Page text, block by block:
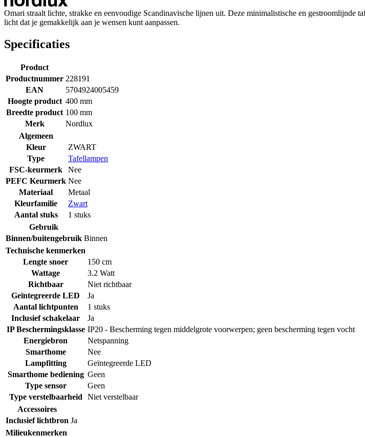
Omari straalt lichte, strakke en eenvoudige Scandinavische lijnen uit. Deze minimalistische en gestroomlijnde
licht dat je gemakkelijk aan je wensen kunt aanpassen.
Specificaties
Product
Productnummer 228191
EAN
5704924005459
Hoogte product 400 mm
Breedte product 100 mm
Merk
Nordlux
Algemeen
Kleur
ZWART
Type
Tafellampen
FSC-keurmerk
Nee
PEFC Keurmerk Nee
Materiaal
Metaal
Kleurfamilie
Zwart
Aantal stuks
1 stuks
Gebruik
Binnen/buitengebruik Binnen
Technische kenmerken
Lengte snoer
150 cm
Wattage
3.2 Watt
Richtbaar
Niet richtbaar
Geïntegreerde LED
Ja
Aantal lichtpunten
1 stuks
Inclusief schakelaar
Ja
IP Beschermingsklasse IP20 - Bescherming tegen middelgrote voorwerpen; geen bescherming tegen vocht
Energiebron
Netspanning
Smarthome
Nee
Lampfitting
Geïntegreerde LED
Smarthome bediening Geen
Type sensor
Geen
Type verstelbaarheid
Niet verstelbaar
Accessoires
Inclusief lichtbron Ja
Milieukenmerken